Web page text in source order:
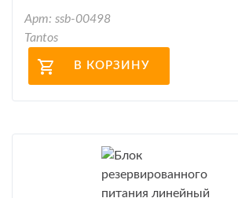
Арт: ssb-00498
Tantos
В КОРЗИНУ